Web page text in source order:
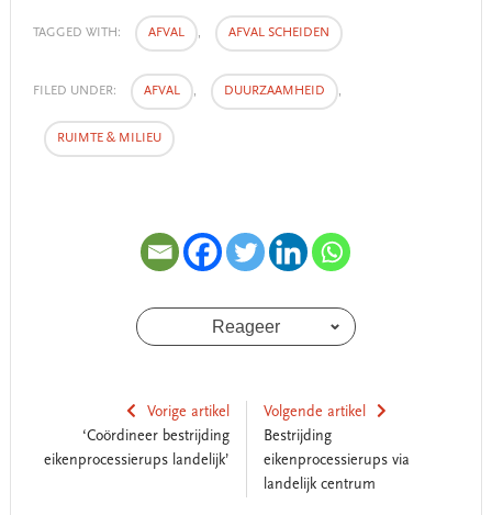
TAGGED WITH: AFVAL , AFVAL SCHEIDEN
FILED UNDER: AFVAL , DUURZAAMHEID ,
RUIMTE & MILIEU
Reageer
Vorige artikel
‘Coördineer bestrijding
eikenprocessierups landelijk’
Volgende artikel
Bestrijding
eikenprocessierups via
landelijk centrum